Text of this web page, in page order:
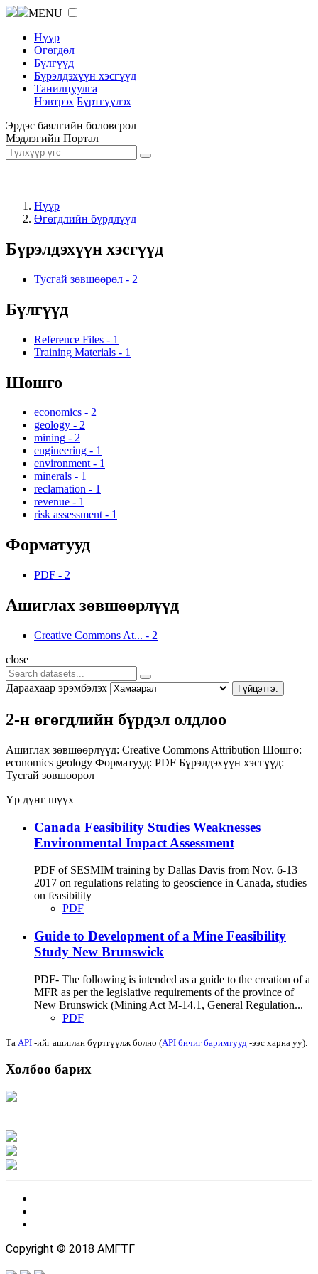
MENU
Нүүр
Өгөгдөл
Бүлгүүд
Бүрэлдэхүүн хэсгүүд
Танилцуулга
Нэвтрэх Бүртгүүлэх
Эрдэс баялгийн боловсрол
Мэдлэгийн Портал
Нүүр
Өгөгдлийн бүрдлүүд
Бүрэлдэхүүн хэсгүүд
Тусгай зөвшөөрөл - 2
Бүлгүүд
Reference Files - 1
Training Materials - 1
Шошго
economics - 2
geology - 2
mining - 2
engineering - 1
environment - 1
minerals - 1
reclamation - 1
revenue - 1
risk assessment - 1
Форматууд
PDF - 2
Ашиглах зөвшөөрлүүд
Creative Commons At... - 2
close
Дараахаар эрэмбэлэх Гүйцэтгэ.
2-н өгөгдлийн бүрдэл олдлоо
Ашиглах зөвшөөрлүүд: Creative Commons Attribution Шошго:
economics geology Форматууд: PDF Бүрэлдэхүүн хэсгүүд:
Тусгай зөвшөөрөл
Үр дүнг шүүх
Canada Feasibility Studies Weaknesses
Environmental Impact Assessment
PDF of SESMIM training by Dallas Davis from Nov. 6-13
2017 on regulations relating to geoscience in Canada, studies
on feasibility
PDF
Guide to Development of a Mine Feasibility
Study New Brunswick
PDF- The following is intended as a guide to the creation of a
MFR as per the legislative requirements of the province of
New Brunswick (Mining Act M-14.1, General Regulation...
PDF
Та API -ийг ашиглан бүртгүүлж болно (API бичиг баримтууд -ээс харна уу).
Холбоо барих
Copyright © 2018 АМГТГ